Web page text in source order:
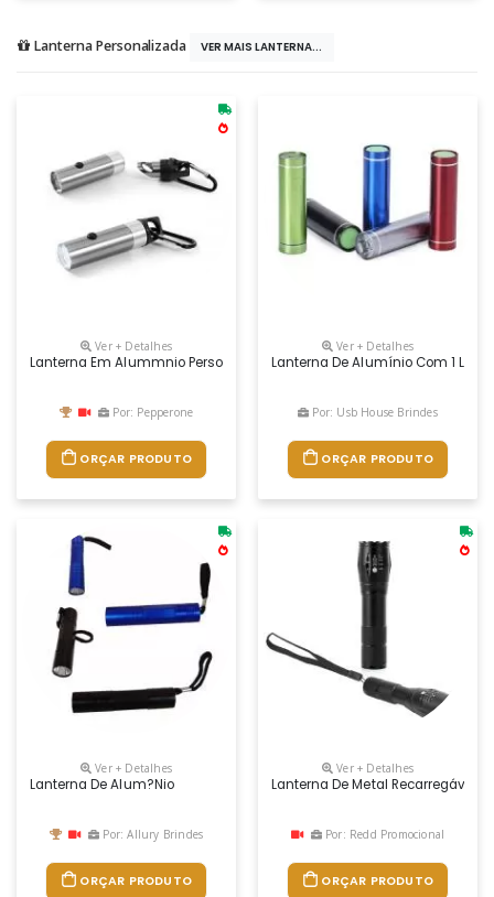
Lanterna Personalizada VER MAIS LANTERNA...
Ver + Detalhes
Lanterna Em Alummnio Personalizada
Por: Pepperone
ORÇAR PRODUTO
Ver + Detalhes
Lanterna De Alumínio Com 1 Led
Por: Usb House Brindes
ORÇAR PRODUTO
Ver + Detalhes
Lanterna De Alum?nio
Por: Allury Brindes
ORÇAR PRODUTO
Ver + Detalhes
Lanterna De Metal Recarregável
Por: Redd Promocional
ORÇAR PRODUTO